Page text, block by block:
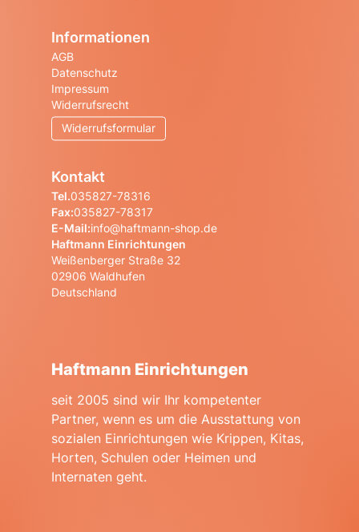
Informationen
AGB
Datenschutz
Impressum
Widerrufsrecht
Widerrufsformular
Kontakt
Tel.035827-78316
Fax:035827-78317
E-Mail:info@haftmann-shop.de
Haftmann Einrichtungen
Weißenberger Straße 32
02906 Waldhufen
Deutschland
Haftmann Einrichtungen
seit 2005 sind wir Ihr kompetenter
Partner, wenn es um die Ausstattung von
sozialen Einrichtungen wie Krippen, Kitas,
Horten, Schulen oder Heimen und
Internaten geht.